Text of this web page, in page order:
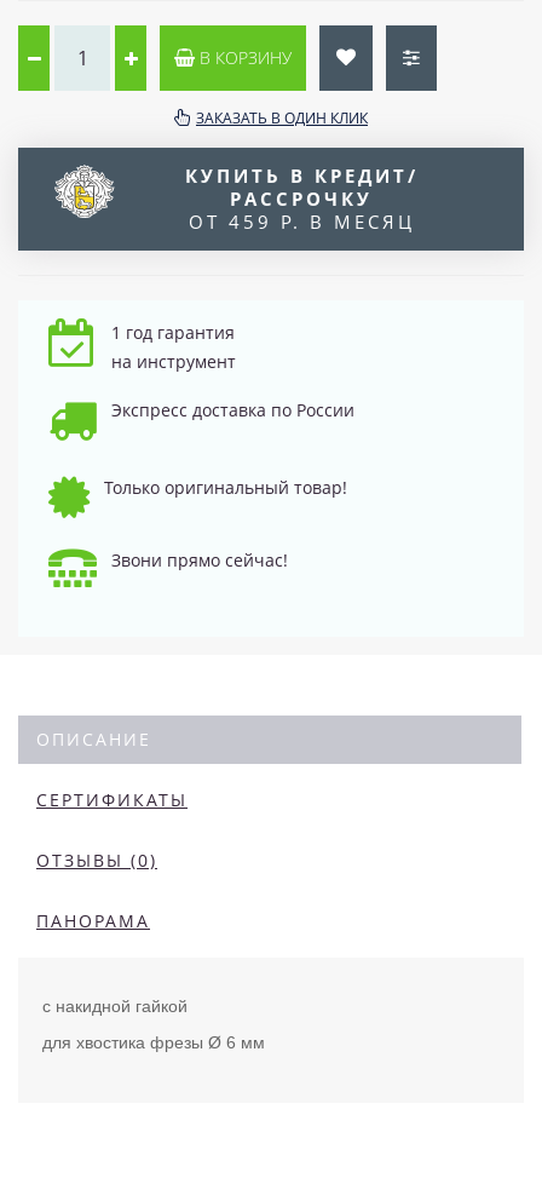
В КОРЗИНУ
ЗАКАЗАТЬ В ОДИН КЛИК
КУПИТЬ В КРЕДИТ/
РАССРОЧКУ
ОТ 459 Р. В МЕСЯЦ
1 год гарантия
на инструмент
Экспресс доставка по России
Только оригинальный товар!
Звони прямо сейчас!
ОПИСАНИЕ
СЕРТИФИКАТЫ
ОТЗЫВЫ (0)
ПАНОРАМА
с накидной гайкой
для хвостика фрезы Ø 6 мм